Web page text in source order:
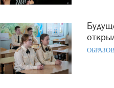
Будущее за школьниками: в Архангельской области